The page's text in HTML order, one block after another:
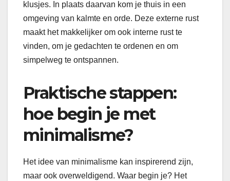
klusjes. In plaats daarvan kom je thuis in een
omgeving van kalmte en orde. Deze externe rust
maakt het makkelijker om ook interne rust te
vinden, om je gedachten te ordenen en om
simpelweg te ontspannen.
Praktische stappen:
hoe begin je met
minimalisme?
Het idee van minimalisme kan inspirerend zijn,
maar ook overweldigend. Waar begin je? Het